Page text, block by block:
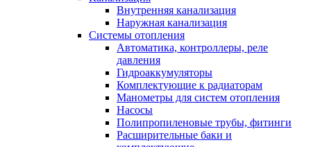
Внутренняя канализация
Наружная канализация
Системы отопления
Автоматика, контроллеры, реле
давления
Гидроаккумуляторы
Комплектующие к радиаторам
Манометры для систем отопления
Насосы
Полипропиленовые трубы, фитинги
Расширительные баки и